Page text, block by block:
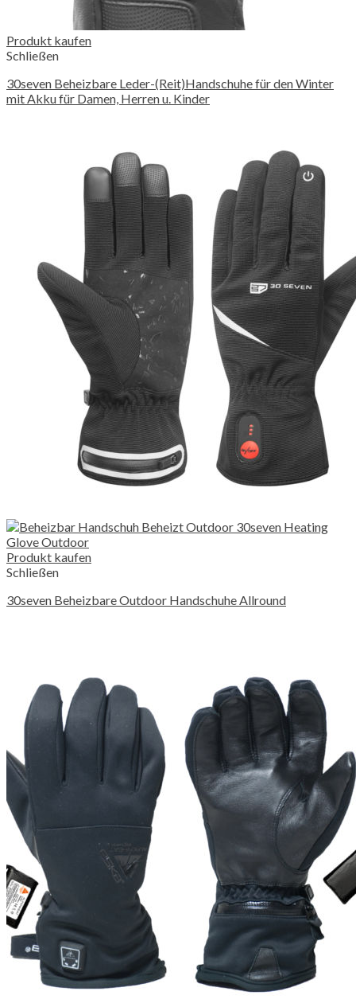
Produkt kaufen
Schließen
30seven Beheizbare Leder-(Reit)Handschuhe für den Winter
mit Akku für Damen, Herren u. Kinder
Produkt kaufen
Schließen
30seven Beheizbare Outdoor Handschuhe Allround